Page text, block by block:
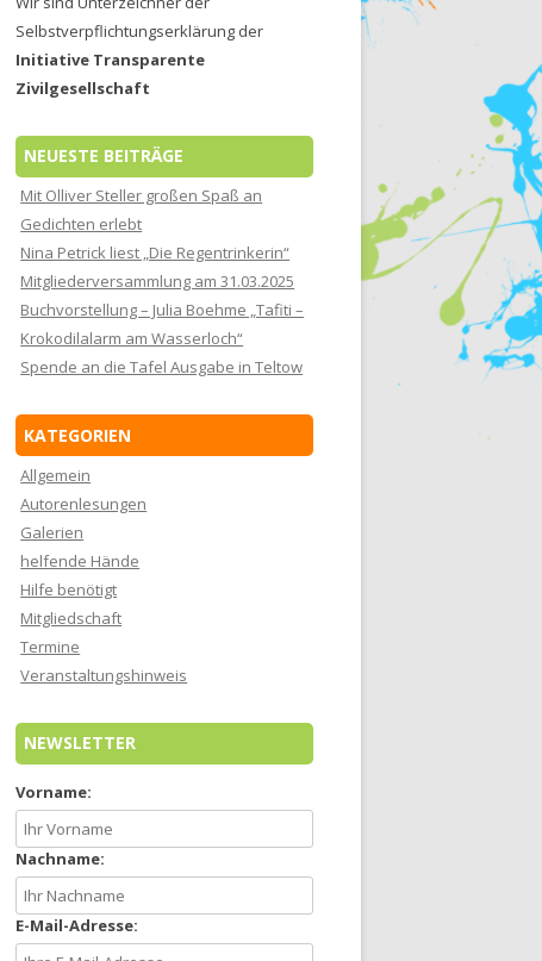
Selbstverpflichtungserklärung der
Initiative Transparente
Zivilgesellschaft
NEUESTE BEITRÄGE
Mit Olliver Steller großen Spaß an
Gedichten erlebt
Nina Petrick liest „Die Regentrinkerin“
Mitgliederversammlung am 31.03.2025
Buchvorstellung – Julia Boehme „Tafiti –
Krokodilalarm am Wasserloch“
Spende an die Tafel Ausgabe in Teltow
KATEGORIEN
Allgemein
Autorenlesungen
Galerien
helfende Hände
Hilfe benötigt
Mitgliedschaft
Termine
Veranstaltungshinweis
NEWSLETTER
Vorname:
Nachname:
E-Mail-Adresse: